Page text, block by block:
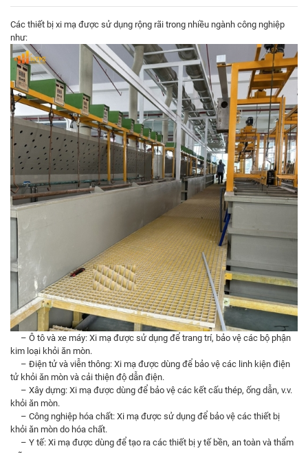
Các thiết bị xi mạ được sử dụng rộng rãi trong nhiều ngành công nghiệp
như:
– Ô tô và xe máy: Xi mạ được sử dụng để trang trí, bảo vệ các bộ phận
kim loại khỏi ăn mòn.
– Điện tử và viễn thông: Xi mạ được dùng để bảo vệ các linh kiện điện
tử khỏi ăn mòn và cải thiện độ dẫn điện.
– Xây dựng: Xi mạ được dùng để bảo vệ các kết cấu thép, ống dẫn, v.v.
khỏi ăn mòn.
– Công nghiệp hóa chất: Xi mạ được sử dụng để bảo vệ các thiết bị
khỏi ăn mòn do hóa chất.
– Y tế: Xi mạ được dùng để tạo ra các thiết bị y tế bền, an toàn và thẩm